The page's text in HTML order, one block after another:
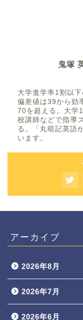
鬼塚
大学進学率1割以
偏差値は39から効
70を超える。大学
校講師などで指導
る。「丸暗記英語
います。
アーカイブ
2026年8月
2026年7月
2026年6月